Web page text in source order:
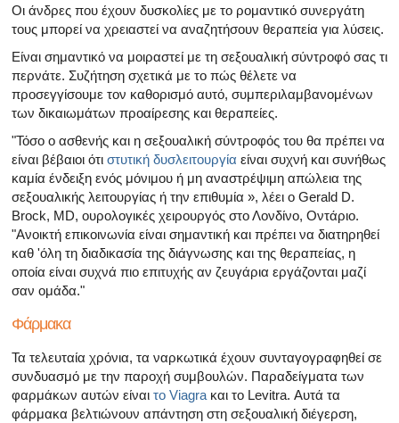
Οι άνδρες που έχουν δυσκολίες με το ρομαντικό συνεργάτη
τους μπορεί να χρειαστεί να αναζητήσουν θεραπεία για λύσεις.
Είναι σημαντικό να μοιραστεί με τη σεξουαλική σύντροφό σας τι
περνάτε. Συζήτηση σχετικά με το πώς θέλετε να
προσεγγίσουμε τον καθορισμό αυτό, συμπεριλαμβανομένων
των δικαιωμάτων προαίρεσης και θεραπείες.
"Τόσο ο ασθενής και η σεξουαλική σύντροφός του θα πρέπει να
είναι βέβαιοι ότι στυτική δυσλειτουργία είναι συχνή και συνήθως
καμία ένδειξη ενός μόνιμου ή μη αναστρέψιμη απώλεια της
σεξουαλικής λειτουργίας ή την επιθυμία », λέει ο Gerald D.
Brock, MD, ουρολογικές χειρουργός στο Λονδίνο, Οντάριο.
"Ανοικτή επικοινωνία είναι σημαντική και πρέπει να διατηρηθεί
καθ 'όλη τη διαδικασία της διάγνωσης και της θεραπείας, η
οποία είναι συχνά πιο επιτυχής αν ζευγάρια εργάζονται μαζί
σαν ομάδα."
Φάρμακα
Τα τελευταία χρόνια, τα ναρκωτικά έχουν συνταγογραφηθεί σε
συνδυασμό με την παροχή συμβουλών. Παραδείγματα των
φαρμάκων αυτών είναι το Viagra και το Levitra. Αυτά τα
φάρμακα βελτιώνουν απάντηση στη σεξουαλική διέγερση,